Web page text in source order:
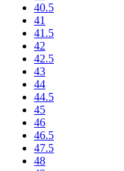
40.5
41
41.5
42
42.5
43
44
44.5
45
46
46.5
47.5
48